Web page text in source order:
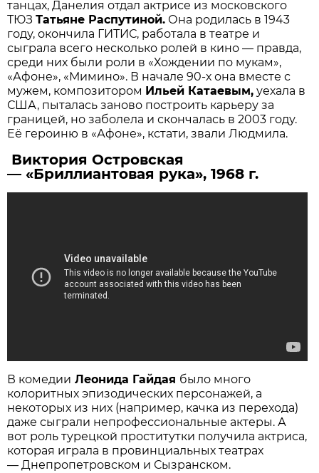
танцах, Данелия отдал актрисе из московского
ТЮЗТатьяне Распутиной. Она родилась в 1943
году, окончила ГИТИС, работала в театре и
сыграла всего несколько ролей в кино — правда,
среди них были роли в «Хождении по мукам»,
«Афоне», «Мимино». В начале 90-х она вместе с
мужем, композитором Ильей Катаевым, уехала в
США, пыталась заново построить карьеру за
границей, но заболела и скончалась в 2003 году.
Её героиню в «Афоне», кстати, звали Людмила.
Виктория Островская
— «Бриллиантовая рука», 1968 г.
В комедии Леонида Гайдая было много
колоритных эпизодических персонажей, а
некоторых из них (например, качка из перехода)
даже сыграли непрофессиональные актеры. А
вот роль турецкой проститутки получила актриса,
которая играла в провинциальных театрах
— Днепропетровском и Сызранском.